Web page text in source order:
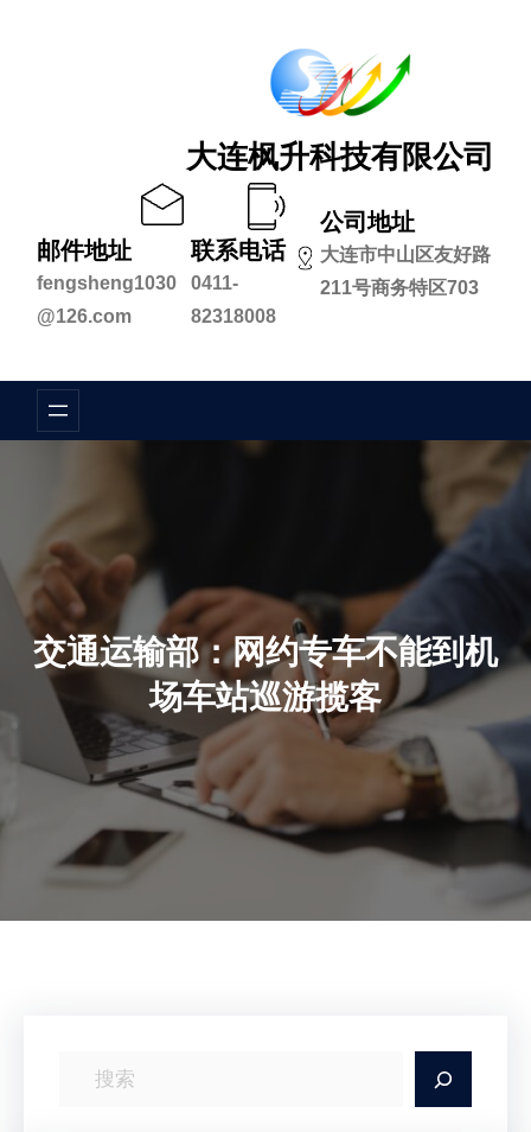
大连枫升科技有限公司
邮件地址
fengsheng1030
@126.com
联系电话
0411-
82318008
公司地址
大连市中山区友好路
211号商务特区703
交通运输部：网约专车不能到机
场车站巡游揽客